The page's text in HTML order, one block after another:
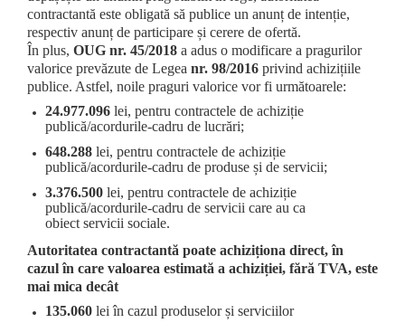
contractantă este obligată să publice un anunț de intenție,
respectiv anunț de participare și cerere de ofertă.
În plus, OUG nr. 45/2018 a adus o modificare a pragurilor
valorice prevăzute de Legea nr. 98/2016 privind achizițiile
publice. Astfel, noile praguri valorice vor fi următoarele:
24.977.096 lei, pentru contractele de achiziție
publică/acordurile-cadru de lucrări;
648.288 lei, pentru contractele de achiziție
publică/acordurile-cadru de produse și de servicii;
3.376.500 lei, pentru contractele de achiziție
publică/acordurile-cadru de servicii care au ca
obiect servicii sociale.
Autoritatea contractantă poate achiziționa direct, în
cazul în care valoarea estimată a achiziției, fără TVA, este
mai mica decât
135.060 lei în cazul produselor și serviciilor